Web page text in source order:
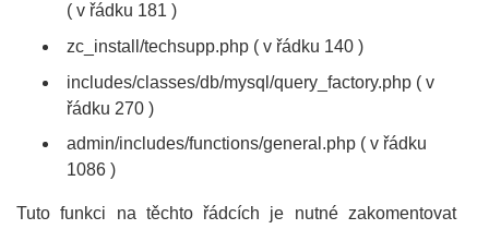
( v řádku 181 )
zc_install/techsupp.php ( v řádku 140 )
includes/classes/db/mysql/query_factory.php ( v
řádku 270 )
admin/includes/functions/general.php ( v řádku
1086 )
Tuto funkci na těchto řádcích je nutné zakomentovat